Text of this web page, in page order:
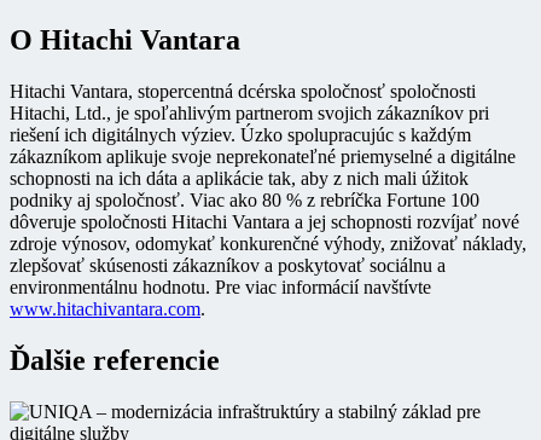
O Hitachi Vantara
Hitachi Vantara, stopercentná dcérska spoločnosť spoločnosti
Hitachi, Ltd., je spoľahlivým partnerom svojich zákazníkov pri
riešení ich digitálnych výziev. Úzko spolupracujúc s každým
zákazníkom aplikuje svoje neprekonateľné priemyselné a digitálne
schopnosti na ich dáta a aplikácie tak, aby z nich mali úžitok
podniky aj spoločnosť. Viac ako 80 % z rebríčka Fortune 100
dôveruje spoločnosti Hitachi Vantara a jej schopnosti rozvíjať nové
zdroje výnosov, odomykať konkurenčné výhody, znižovať náklady,
zlepšovať skúsenosti zákazníkov a poskytovať sociálnu a
environmentálnu hodnotu. Pre viac informácií navštívte
www.hitachivantara.com.
Ďalšie referencie